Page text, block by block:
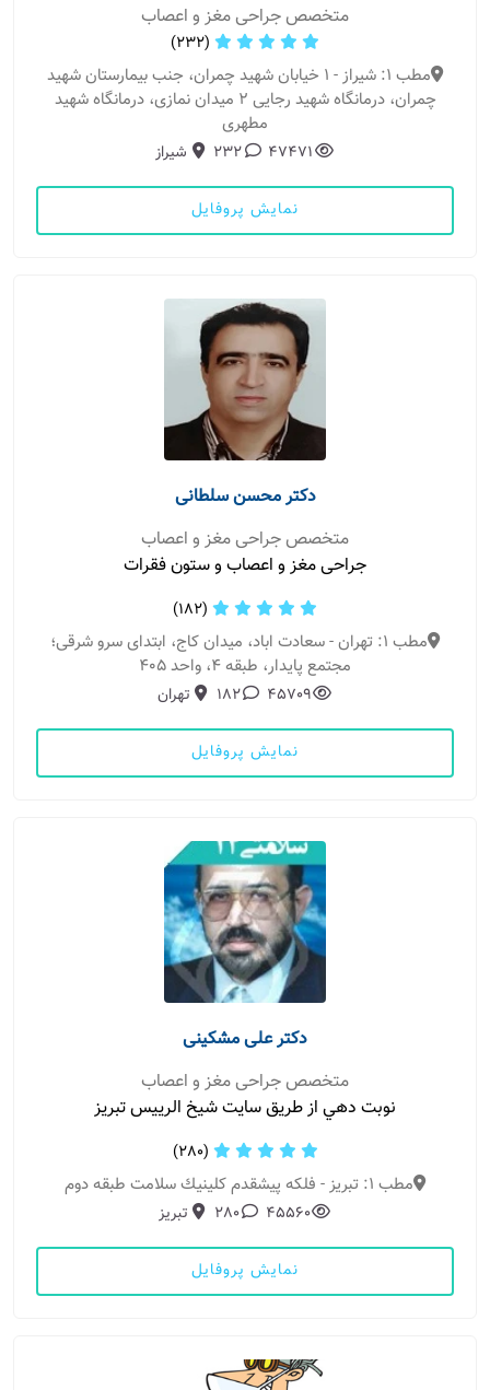
متخصص جراحی مغز و اعصاب
(232)
مطب 1: شیراز - 1 خیابان شهید چمران، جنب بیمارستان شهید
چمران، درمانگاه شهید رجایی 2 میدان نمازی، درمانگاه شهید
مطهری
47471
232 شیراز
نمایش پروفایل
دکتر محسن سلطانی
متخصص جراحی مغز و اعصاب
جراحی مغز و اعصاب و ستون فقرات
(182)
مطب 1: تهران - سعادت اباد، میدان کاج، ابتدای سرو شرقی؛
مجتمع پایدار، طبقه 4، واحد 405
45709
182 تهران
نمایش پروفایل
دکتر علی مشکینی
متخصص جراحی مغز و اعصاب
نوبت دهي از طريق سايت شيخ الرييس تبريز
(280)
مطب 1: تبریز - فلكه پيشقدم كلينيك سلامت طبقه دوم
45560
280 تبریز
نمایش پروفایل